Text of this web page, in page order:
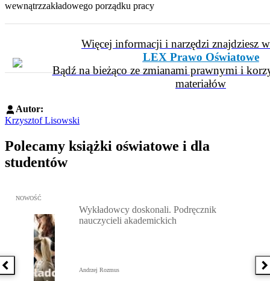
wewnątrzzakładowego porządku pracy
Więcej informacji i narzędzi znajdziesz
LEX Prawo Oświatowe
Bądź na bieżąco ze zmianami prawnymi i
materiałów
Autor:
Krzysztof Lisowski
Polecamy książki oświatowe i dla
studentów
Poprzednia książka
Przejdź do: Wykładowcy doskonali. Podręcznik nauczycieli
NOWOŚĆ
Wykładowcy doskonali. Podręcznik
nauczycieli akademickich
Andrzej Rozmus